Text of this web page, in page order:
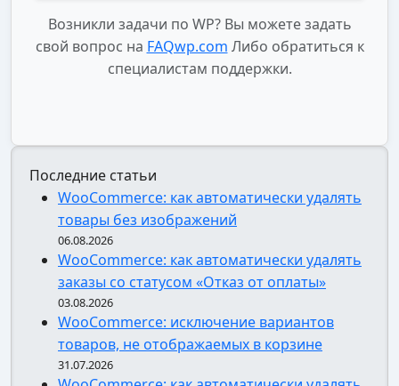
Возникли задачи по WP? Вы можете задать
свой вопрос на FAQwp.com Либо обратиться к
специалистам поддержки.
Последние статьи
WooCommerce: как автоматически удалять
товары без изображений
06.08.2026
WooCommerce: как автоматически удалять
заказы со статусом «Отказ от оплаты»
03.08.2026
WooCommerce: исключение вариантов
товаров, не отображаемых в корзине
31.07.2026